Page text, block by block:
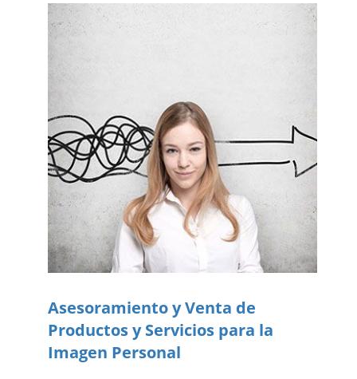
Asesoramiento y Venta de
Productos y Servicios para la
Imagen Personal